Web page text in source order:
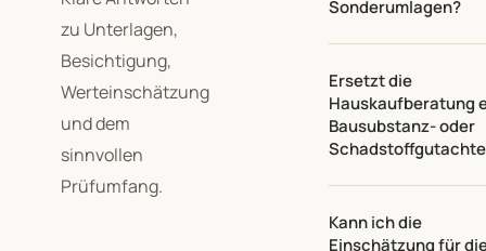
zu Unterlagen,
Besichtigung,
Werteinschätzung
und dem
sinnvollen
Prüfumfang.
Sonderumlagen?
Ersetzt die
Hauskaufberatung
Bausubstanz- oder
Kann ich die
Einschätzung für